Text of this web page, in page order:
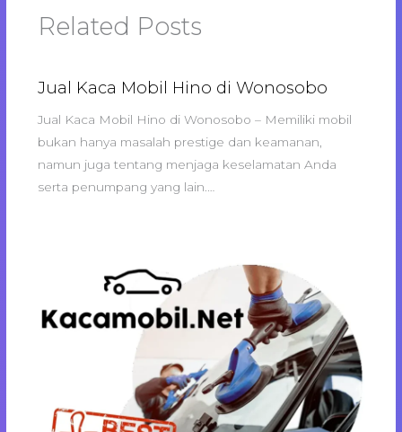
Related Posts
Jual Kaca Mobil Hino di Wonosobo
Jual Kaca Mobil Hino di Wonosobo – Memiliki mobil
bukan hanya masalah prestige dan keamanan,
namun juga tentang menjaga keselamatan Anda
serta penumpang yang lain.…